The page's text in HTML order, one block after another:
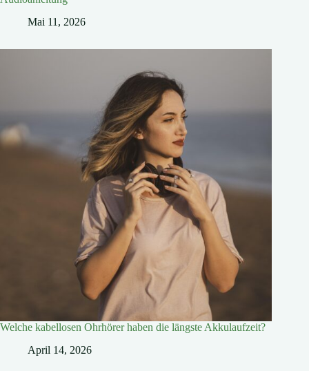
Mai 11, 2026
Welche kabellosen Ohrhörer haben die längste Akkulaufzeit?
April 14, 2026